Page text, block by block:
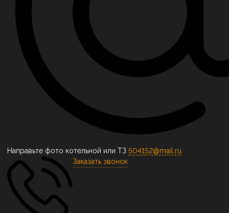
Направьте фото котельной или ТЗ 504152@mail.ru
Заказать звонок